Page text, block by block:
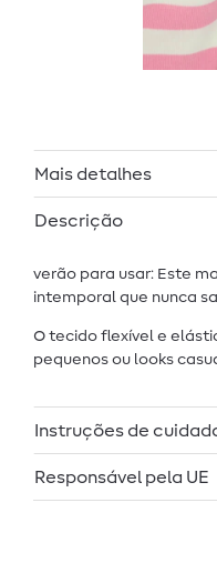
Mais detalhes
Descrição
verão para usar: Este
intemporal que nunca
O tecido flexível e
pequenos ou looks
Instruções de
Responsável pela UE